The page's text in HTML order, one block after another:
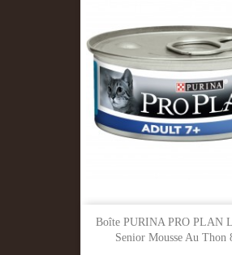
Boîte PURINA PRO PLAN
Senior Mousse Au Thon